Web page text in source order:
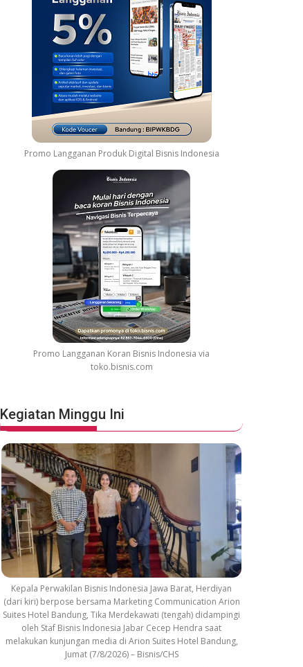
Promo Langganan Produk Digital Bisnis Indonesia
Promo Langganan Koran Bisnis Indonesia via
toko.bisnis.com
Kegiatan Minggu Ini
Kepala Perwakilan Bisnis Indonesia Jawa Barat, Herdiyan
(dari kiri) berpose bersama Marketing Communication Arion
Suites Hotel Bandung, Tika Merdekawati (tengah) didampingi
oleh Staf Bisnis Indonesia Jabar Cecep Hendra saat
melakukan kunjungan media di Arion Suites Hotel Bandung,
Jumat (7/8/2026) – Bisnis/CHS